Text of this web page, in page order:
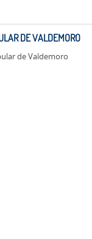
DE VALDEMORO
de Valdemoro